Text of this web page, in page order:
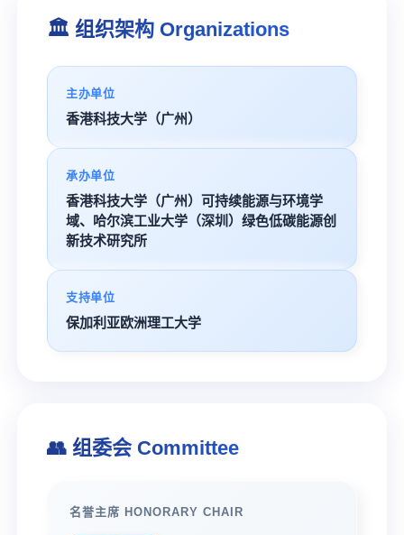
🏛️ 组织架构 Organizations
主办单位
香港科技大学（广州）
承办单位
香港科技大学（广州）可持续能源与环境学
域、哈尔滨工业大学（深圳）绿色低碳能源创
新技术研究所
支持单位
保加利亚欧洲理工大学
👥 组委会 Committee
名誉主席 HONORARY CHAIR